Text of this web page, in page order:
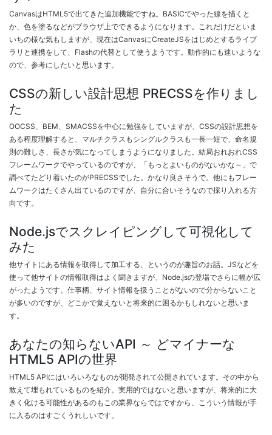
CanvasはHTML5で出てきた追加機能ですね。BASICでやった線を描くと
か、色を塗るなどがブラウザ上でできるようになります。これだけだといま
いちの様な気もしますが、現在はCanvasにCreateJSをはじめとするライブ
ラリと連携をして、Flashの代替として使うようです。動作的にも速いような
ので、参考にしたいと思います。
CSSの新しい設計思想 PRECSSを作りまし
た
OOCSS、BEM、SMACSSを中心に勉強をしていますが、CSSの設計思想を
ある程度理解すると、マルチクラスもシングルクラスも一長一短で、命名規
則の難しさ、長さが気になってしまうようになりました。結局おれおれCSS
フレームワークでやっているのですが、「もっとよいものがないかな～」で
調べてたどり着いたのがPRECSSでした。かなり良さそうで。他にもフレー
ムワークはたくさん出ているのですが、自分に合いそうなので採り入れる方
向です。
Node.jsでスクレイピングして可視化して
みた
他サイトにある情報を取得して加工する、というのが趣旨のお話。JSなどを
使って他サイトの情報取得はよく聞きますが、Node.jsの登場でさらに幅が広
がったようです。仕事柄、サイト情報を扱うことがないので分からないこと
が多いのですが、どこかで覚えないと将来的に困るかもしれないと思いま
す。
あなたの知らないAPI ～ どマイナーな
HTML5 APIの世界
HTML5 APIにはいろいろなものが開発されて公開されています。その中から
敢えて埋もれているものを紹介。実用的ではないと思いますが、将来的に大
きく化ける可能性があるのもこの業界ならではですから、こういう情報が手
に入るのはすごくうれしいです。